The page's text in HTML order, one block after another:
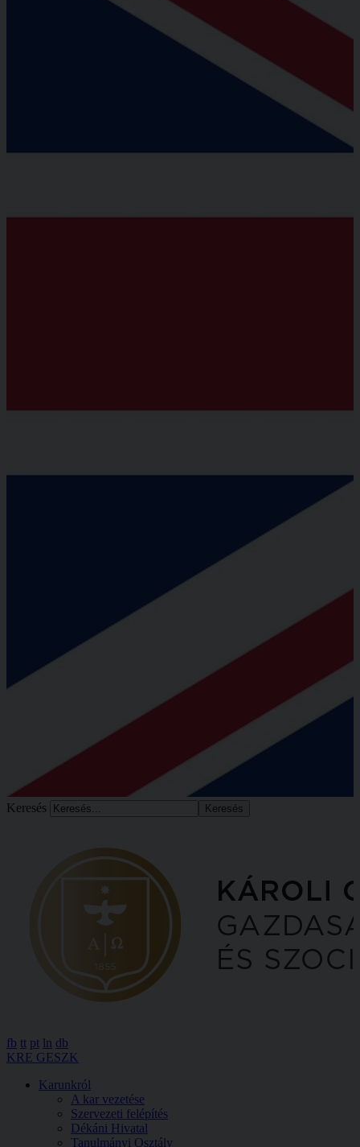
Keresés
fb tt pt ln db
KRE GESZK
Karunkról
A kar vezetése
Szervezeti felépítés
Dékáni Hivatal
Tanulmányi Osztály